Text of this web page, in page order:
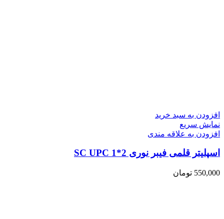
افزودن به سبد خرید
نمایش سریع
افزودن به علاقه مندی
اسپلیتر قلمی فیبر نوری 2*1 SC UPC
550,000 تومان